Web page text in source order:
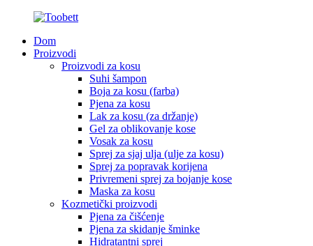
Dom
Proizvodi
Proizvodi za kosu
Suhi šampon
Boja za kosu (farba)
Pjena za kosu
Lak za kosu (za držanje)
Gel za oblikovanje kose
Vosak za kosu
Sprej za sjaj ulja (ulje za kosu)
Sprej za popravak korijena
Privremeni sprej za bojanje kose
Maska za kosu
Kozmetički proizvodi
Pjena za čišćenje
Pjena za skidanje šminke
Hidratantni sprej